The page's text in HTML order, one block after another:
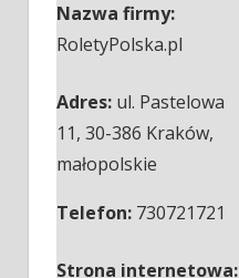
Nazwa firmy:
RoletyPolska.pl
Adres: ul. Pastelowa
11, 30-386 Kraków,
małopolskie
Telefon: 730721721
Strona internetowa: